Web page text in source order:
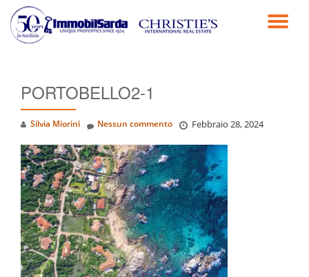
Passa
PORTOBELLO2-1
Silvia Miorini Febbraio 28, 2024
Nessun commento